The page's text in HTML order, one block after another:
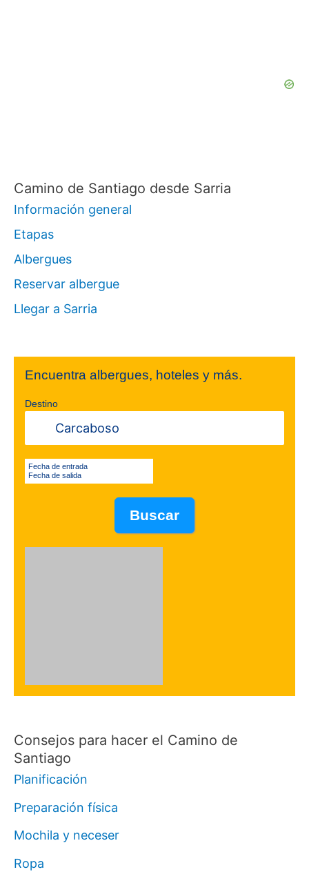
Camino de Santiago desde Sarria
Información general
Etapas
Albergues
Reservar albergue
Llegar a Sarria
Encuentra albergues, hoteles y más.
Destino
Fecha de entrada
Fecha de salida
Consejos para hacer el Camino de
Santiago
Planificación
Preparación física
Mochila y neceser
Ropa